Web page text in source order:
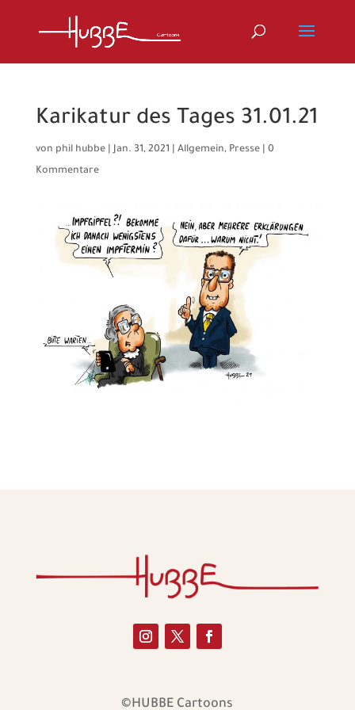
Karikatur des Tages 31.01.21
von phil hubbe|Jan. 31, 2021 Allgemein, Presse| 0
Kommentare
©HUBBE Cartoons